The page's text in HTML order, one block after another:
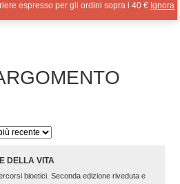
espresso per gli ordini sopra i 40 € Ignora
DELLA VITA
bioetici. Seconda edizione riveduta e